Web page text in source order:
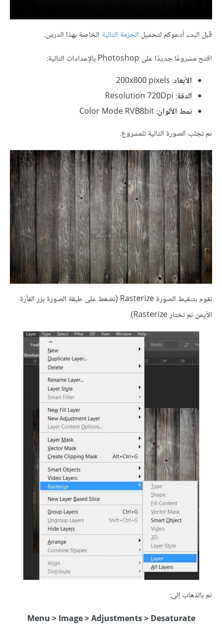
قبل البدء أدعوكم لتحميل الحزمة التالية الخاصة بهذا الدرس.
افتح مشروعًا جديدًا على Photoshop بالإعدادات التالية:
الأبعاد: 200x800 pixels
الدقة: Resolution 720Dpi
نمط الألوان: Color Mode RVB8bit
ثم نجلب الصورة التالية للمشروع.
نقوم بتنقيط الصورة Rasterize (نضغط على طبقة الصورة بزر الفأرة
الأيمن ثم نختار Rasterize)
ثم بالذهاب إلى:
Menu > Image > Adjustments > Desaturate